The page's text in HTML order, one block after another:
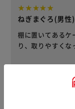
ねぎまぐろ(男性)
棚に置いてあるケ
り、取りやすくな